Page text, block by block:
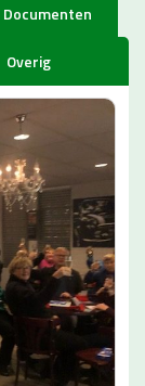
Documenten
Overig